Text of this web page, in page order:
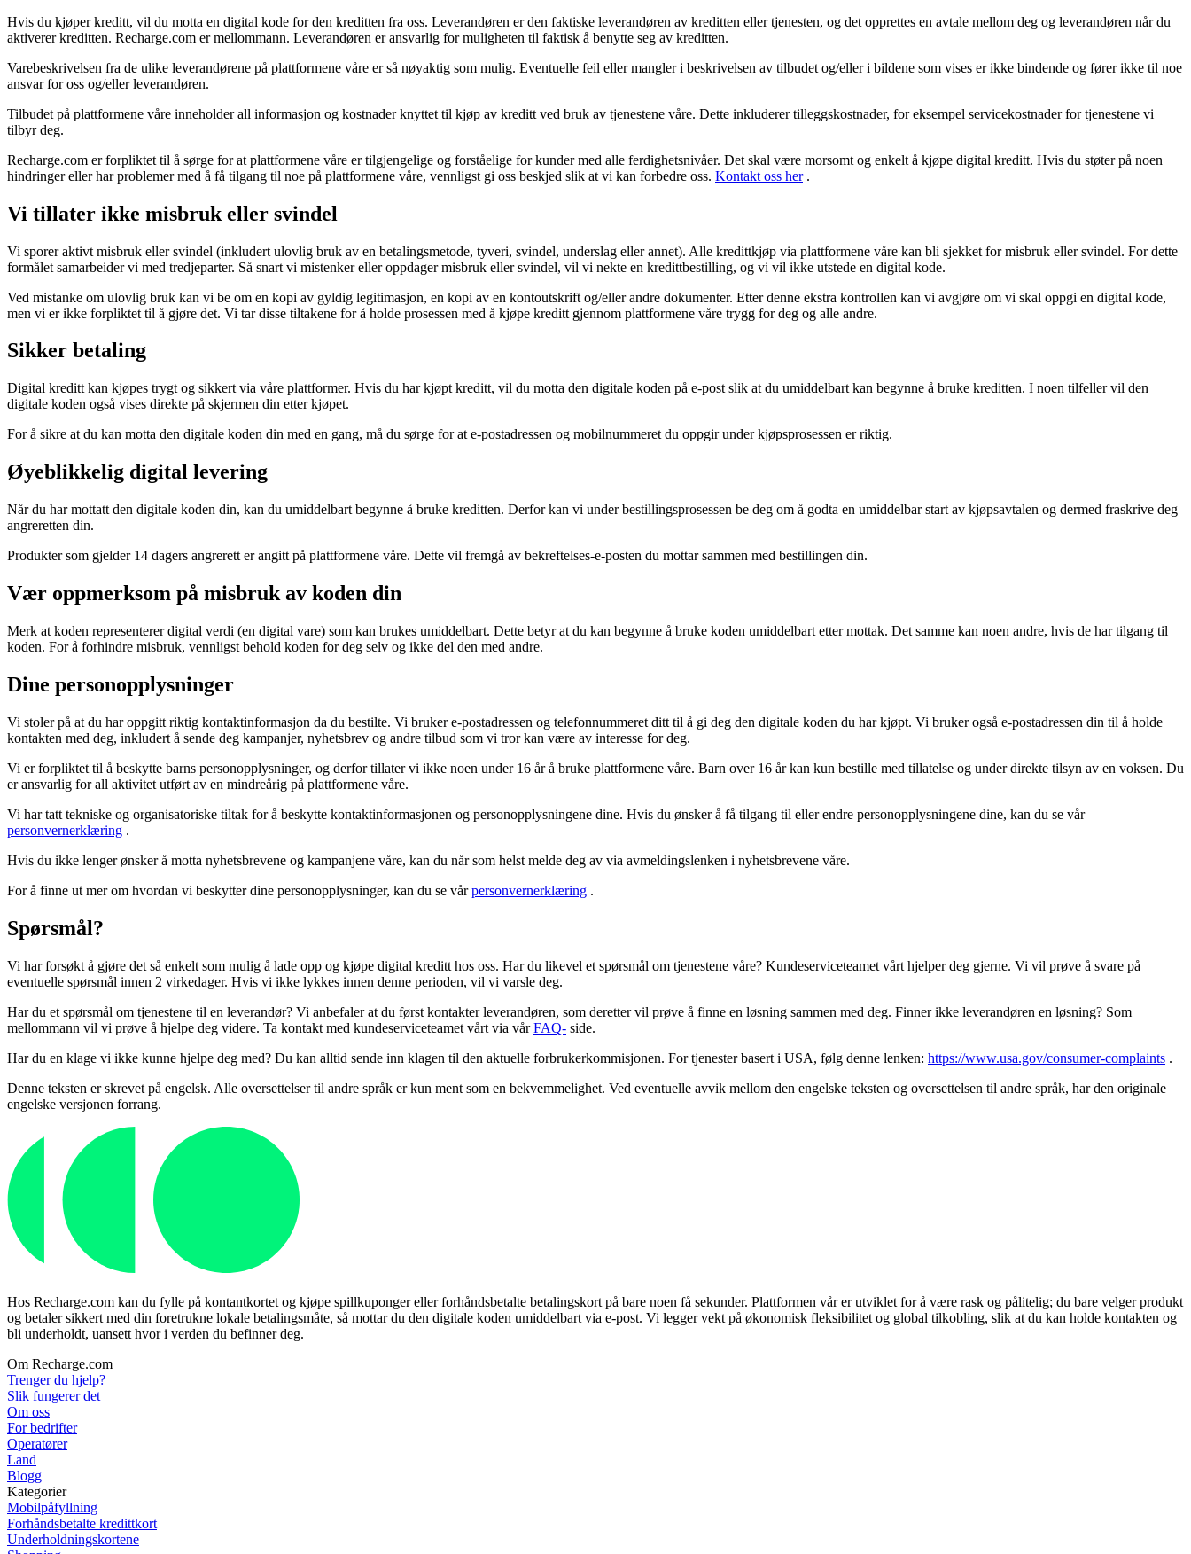
Hvis du kjøper kreditt, vil du motta en digital kode for den kreditten fra oss. Leverandøren er den faktiske leverandøren av kreditten eller tjenesten, og det opprettes en avtale mellom deg og leverandøren når du
aktiverer kreditten. Recharge.com er mellommann. Leverandøren er ansvarlig for muligheten til faktisk å benytte seg av kreditten.
Varebeskrivelsen fra de ulike leverandørene på plattformene våre er så nøyaktig som mulig. Eventuelle feil eller mangler i beskrivelsen av tilbudet og/eller i bildene som vises er ikke bindende og fører ikke til noe
ansvar for oss og/eller leverandøren.
Tilbudet på plattformene våre inneholder all informasjon og kostnader knyttet til kjøp av kreditt ved bruk av tjenestene våre. Dette inkluderer tilleggskostnader, for eksempel servicekostnader for tjenestene vi
tilbyr deg.
Recharge.com er forpliktet til å sørge for at plattformene våre er tilgjengelige og forståelige for kunder med alle ferdighetsnivåer. Det skal være morsomt og enkelt å kjøpe digital kreditt. Hvis du støter på noen
hindringer eller har problemer med å få tilgang til noe på plattformene våre, vennligst gi oss beskjed slik at vi kan forbedre oss. Kontakt oss her.
Vi tillater ikke misbruk eller svindel
Vi sporer aktivt misbruk eller svindel (inkludert ulovlig bruk av en betalingsmetode, tyveri, svindel, underslag eller annet). Alle kredittkjøp via plattformene våre kan bli sjekket for misbruk eller svindel. For dette
formålet samarbeider vi med tredjeparter. Så snart vi mistenker eller oppdager misbruk eller svindel, vil vi nekte en kredittbestilling, og vi vil ikke utstede en digital kode.
Ved mistanke om ulovlig bruk kan vi be om en kopi av gyldig legitimasjon, en kopi av en kontoutskrift og/eller andre dokumenter. Etter denne ekstra kontrollen kan vi avgjøre om vi skal oppgi en digital kode,
men vi er ikke forpliktet til å gjøre det. Vi tar disse tiltakene for å holde prosessen med å kjøpe kreditt gjennom plattformene våre trygg for deg og alle andre.
Sikker betaling
Digital kreditt kan kjøpes trygt og sikkert via våre plattformer. Hvis du har kjøpt kreditt, vil du motta den digitale koden på e-post slik at du umiddelbart kan begynne å bruke kreditten. I noen tilfeller vil den
digitale koden også vises direkte på skjermen din etter kjøpet.
For å sikre at du kan motta den digitale koden din med en gang, må du sørge for at e-postadressen og mobilnummeret du oppgir under kjøpsprosessen er riktig.
Øyeblikkelig digital levering
Når du har mottatt den digitale koden din, kan du umiddelbart begynne å bruke kreditten. Derfor kan vi under bestillingsprosessen be deg om å godta en umiddelbar start av kjøpsavtalen og dermed fraskrive deg
angreretten din.
Produkter som gjelder 14 dagers angrerett er angitt på plattformene våre. Dette vil fremgå av bekreftelses-e-posten du mottar sammen med bestillingen din.
Vær oppmerksom på misbruk av koden din
Merk at koden representerer digital verdi (en digital vare) som kan brukes umiddelbart. Dette betyr at du kan begynne å bruke koden umiddelbart etter mottak. Det samme kan noen andre, hvis de har tilgang til
koden. For å forhindre misbruk, vennligst behold koden for deg selv og ikke del den med andre.
Dine personopplysninger
Vi stoler på at du har oppgitt riktig kontaktinformasjon da du bestilte. Vi bruker e-postadressen og telefonnummeret ditt til å gi deg den digitale koden du har kjøpt. Vi bruker også e-postadressen din til å holde
kontakten med deg, inkludert å sende deg kampanjer, nyhetsbrev og andre tilbud som vi tror kan være av interesse for deg.
Vi er forpliktet til å beskytte barns personopplysninger, og derfor tillater vi ikke noen under 16 år å bruke plattformene våre. Barn over 16 år kan kun bestille med tillatelse og under direkte tilsyn av en voksen. Du
er ansvarlig for all aktivitet utført av en mindreårig på plattformene våre.
Vi har tatt tekniske og organisatoriske tiltak for å beskytte kontaktinformasjonen og personopplysningene dine. Hvis du ønsker å få tilgang til eller endre personopplysningene dine, kan du se vår
personvernerklæring .
Hvis du ikke lenger ønsker å motta nyhetsbrevene og kampanjene våre, kan du når som helst melde deg av via avmeldingslenken i nyhetsbrevene våre.
For å finne ut mer om hvordan vi beskytter dine personopplysninger, kan du se vårpersonvernerklæring .
Spørsmål?
Vi har forsøkt å gjøre det så enkelt som mulig å lade opp og kjøpe digital kreditt hos oss. Har du likevel et spørsmål om tjenestene våre? Kundeserviceteamet vårt hjelper deg gjerne. Vi vil prøve å svare på
eventuelle spørsmål innen 2 virkedager. Hvis vi ikke lykkes innen denne perioden, vil vi varsle deg.
Har du et spørsmål om tjenestene til en leverandør? Vi anbefaler at du først kontakter leverandøren, som deretter vil prøve å finne en løsning sammen med deg. Finner ikke leverandøren en løsning? Som
mellommann vil vi prøve å hjelpe deg videre. Ta kontakt med kundeserviceteamet vårt via vårFAQ- side.
Har du en klage vi ikke kunne hjelpe deg med? Du kan alltid sende inn klagen til den aktuelle forbrukerkommisjonen. For tjenester basert i USA, følg denne lenken: https://www.usa.gov/consumer-complaints .
Denne teksten er skrevet på engelsk. Alle oversettelser til andre språk er kun ment som en bekvemmelighet. Ved eventuelle avvik mellom den engelske teksten og oversettelsen til andre språk, har den originale
engelske versjonen forrang.
Hos Recharge.com kan du fylle på kontantkortet og kjøpe spillkuponger eller forhåndsbetalte betalingskort på bare noen få sekunder. Plattformen vår er utviklet for å være rask og pålitelig; du bare velger produkt
og betaler sikkert med din foretrukne lokale betalingsmåte, så mottar du den digitale koden umiddelbart via e-post. Vi legger vekt på økonomisk fleksibilitet og global tilkobling, slik at du kan holde kontakten og
bli underholdt, uansett hvor i verden du befinner deg.
Om Recharge.com
Trenger du hjelp?
Slik fungerer det
Om oss
For bedrifter
Operatører
Land
Blogg
Kategorier
Mobilpåfyllning
Forhåndsbetalte kredittkort
Underholdningskortene